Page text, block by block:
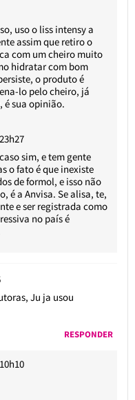
uso o liss intensy a
assim que retiro o
com um cheiro muito
hidratar com bom
o produto é
lo pelo cheiro, já
é sua opinião.
sim, e tem gente
o fato é que inexiste
de formol, e isso não
é a Anvisa. Se alisa, te,
e ser registrada como
no país é
Ju ja usou
RESPONDER